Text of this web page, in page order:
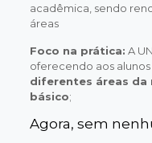
acadêmica, sendo
áreas
Foco na prática: A
oferecendo aos
diferentes áreas da
básico;
Agora, sem